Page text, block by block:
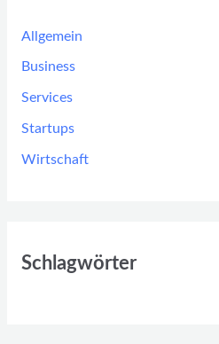
Allgemein
Business
Services
Startups
Wirtschaft
Schlagwörter